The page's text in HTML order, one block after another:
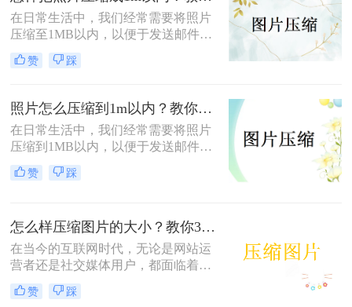
法。
在日常生活中，我们经常需要将照片
压缩至1MB以内，以便于发送邮件、
上传到社交媒体或满足特定平台的要
求。那么怎样把照片压缩成1m以内
缩照片大小，帮助您轻松应对这些需
求。
赞 踩
照片怎么压缩到1m以内？教你三招压缩照片！
在日常生活中，我们经常需要将照片
压缩到1MB以内，以便于发送邮件、
上传到社交媒体或满足特定平台的要
求。那么照片怎么压缩到1m以内呢？
赞 踩
怎么样压缩图片的大小？教你3种实用方法！
在当今的互联网时代，无论是网站运
营者还是社交媒体用户，都面临着一
个共同的问题——怎么样压缩图片的
大小。较大的图片文件不仅会占用更
赞 踩